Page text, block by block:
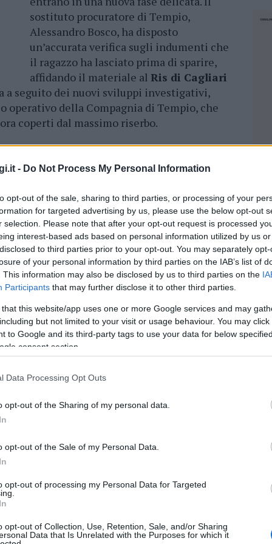
- Do Not Process My Personal Information
opt-out of the sale, sharing to third parties, or processing of your
for targeted advertising by us, please use the below opt-out
selection. Please note that after your opt-out request is processed
interest-based ads based on personal information utilized by us
to third parties prior to your opt-out. You may separately
of your personal information by third parties on the IAB’s list of
This information may also be disclosed by us to third parties on the
Participants that may further disclose it to other third parties.
that this website/app uses one or more Google services and may
but not limited to your visit or usage behaviour. You may
to Google and its third-party tags to use your data for below
consent section.
Data Processing Opt Outs
opt-out of the Sharing of my personal data.
opt-out of the Sale of my Personal Data.
opt-out of processing my Personal Data for Targeted
opt-out of Collection, Use, Retention, Sale, and/or Sharing
Data that Is Unrelated with the Purposes for which it
sostituto procuratore di Tempio,
Alessandro Bosco, ha disposto
un’accurata verifica sugli indumenti che
il ragazzo ha lasciato prima di sparire,
affidando il materiale al Ris di Cagliari
a seguito dei nuovi sviluppi investigativi,
operativo della Compagnia di Tempio, che
coperti dal massimo riserbo.
Frison, i punti oscuri e l’appello
trascorso qualche giorno a Sassari da un
a Luogosanto. Poco prima della sua
l’intenzione di rientrare a Londra.
ha lasciato tutto senza
famiglia e amici.
, che non ha mai creduto a un
sui social di essere rimasta sorpresa
esprimendo il suo rammarico per
Procura. Nonostante la segretezza delle
il giovane
nella sezioneLogindal menù del sito o